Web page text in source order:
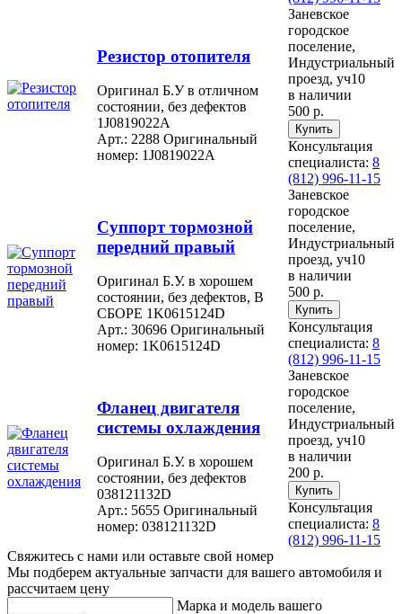
Резистор отопителя
Оригинал Б.У в отличном
состоянии, без дефектов
1J0819022A
Арт.: 2288 Оригинальный
номер: 1J0819022A
Заневское
городское
поселение,
Индустриальный
проезд, уч10
в наличии
500 р.
Консультация
специалиста: 8
(812) 996-11-15
Суппорт тормозной
передний правый
Оригинал Б.У. в хорошем
состоянии, без дефектов, В
СБОРЕ 1K0615124D
Арт.: 30696 Оригинальный
номер: 1K0615124D
Заневское
городское
поселение,
Индустриальный
проезд, уч10
в наличии
500 р.
Консультация
специалиста: 8
(812) 996-11-15
Фланец двигателя
системы охлаждения
Оригинал Б.У. в хорошем
состоянии, без дефектов
038121132D
Арт.: 5655 Оригинальный
номер: 038121132D
Заневское
городское
поселение,
Индустриальный
проезд, уч10
в наличии
200 р.
Консультация
специалиста: 8
(812) 996-11-15
Свяжитесь с нами или оставьте свой номер
Мы подберем актуальные запчасти для вашего автомобиля и
рассчитаем цену
Марка и модель вашего